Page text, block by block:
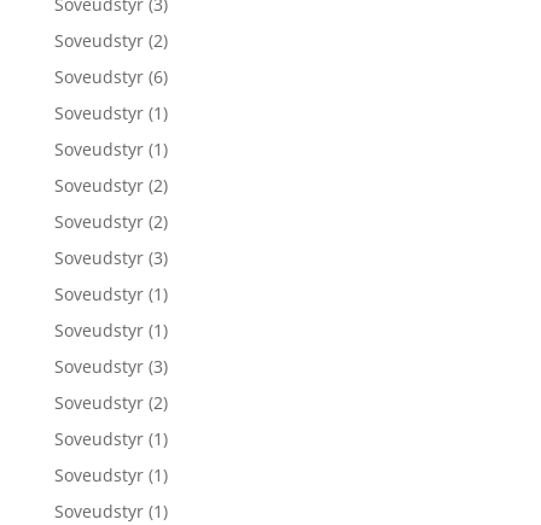
Soveudstyr (2)
Soveudstyr (6)
Soveudstyr (1)
Soveudstyr (1)
Soveudstyr (2)
Soveudstyr (2)
Soveudstyr (3)
Soveudstyr (1)
Soveudstyr (1)
Soveudstyr (3)
Soveudstyr (2)
Soveudstyr (1)
Soveudstyr (1)
Soveudstyr (1)